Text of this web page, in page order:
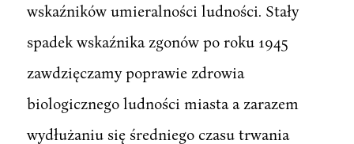
wskaźników umieralności ludności. Stały
spadek wskaźnika zgonów po roku 1945
zawdzięczamy poprawie zdrowia
biologicznego ludności miasta a zarazem
wydłużaniu się średniego czasu trwania